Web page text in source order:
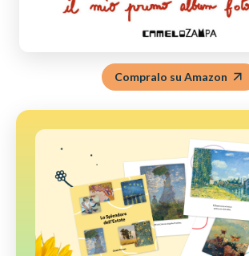
Compralo su Amazon